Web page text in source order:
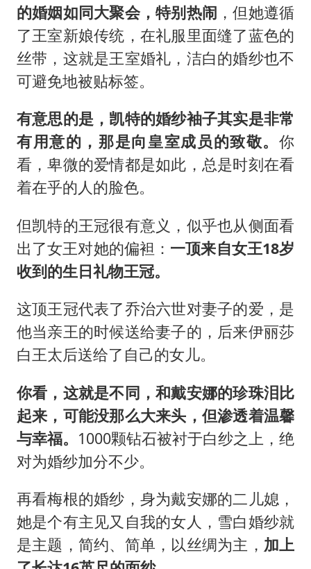
的婚姻如同大聚会，特别热闹 ，但她遵循
了王室新娘传统，在礼服里面缝了蓝色的
丝带，这就是王室婚礼，洁白的婚纱也不
可避免地被贴标签。
有意思的是，凯特的婚纱袖子其实是非常
有用意的，那是向皇室成员的致敬。你
看，卑微的爱情都是如此，总是时刻在看
着在乎的人的脸色。
但凯特的王冠很有意义，似乎也从侧面看
出了女王对她的偏袒： 一顶来自女王18岁
收到的生日礼物王冠。
这顶王冠代表了乔治六世对妻子的爱，是
他当亲王的时候送给妻子的，后来伊丽莎
白王太后送给了自己的女儿。
你看，这就是不同，和戴安娜的珍珠泪比
起来，可能没那么大来头，但渗透着温馨
与幸福。 1000颗钻石被衬于白纱之上，绝
对为婚纱加分不少。
再看梅根的婚纱，身为戴安娜的二儿媳，
她是个有主见又自我的女人，雪白婚纱就
是主题，简约、简单，以丝绸为主， 加上